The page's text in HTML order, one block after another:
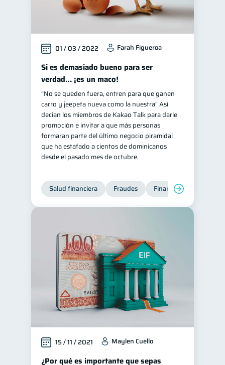
01 / 03 / 2022 Farah Figueroa
Si es demasiado bueno para ser
verdad… ¡es un maco!
“No se queden fuera, entren para que ganen
carro y jeepeta nueva como la nuestra” Así
decían los miembros de Kakao Talk para darle
promoción e invitar a que más personas
formaran parte del último negocio piramidal
que ha estafado a cientos de dominicanos
desde el pasado mes de octubre.
Salud financiera Fraudes Finanzas personales
15 / 11 / 2021 Maylen Cuello
¿Por qué es importante que sepas